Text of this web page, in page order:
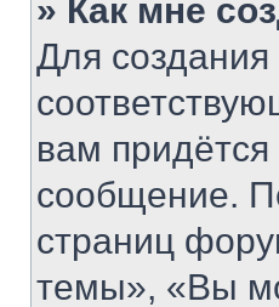
» Как мне
Для
вам придётся
сообщение.
страниц
темы», «Вы